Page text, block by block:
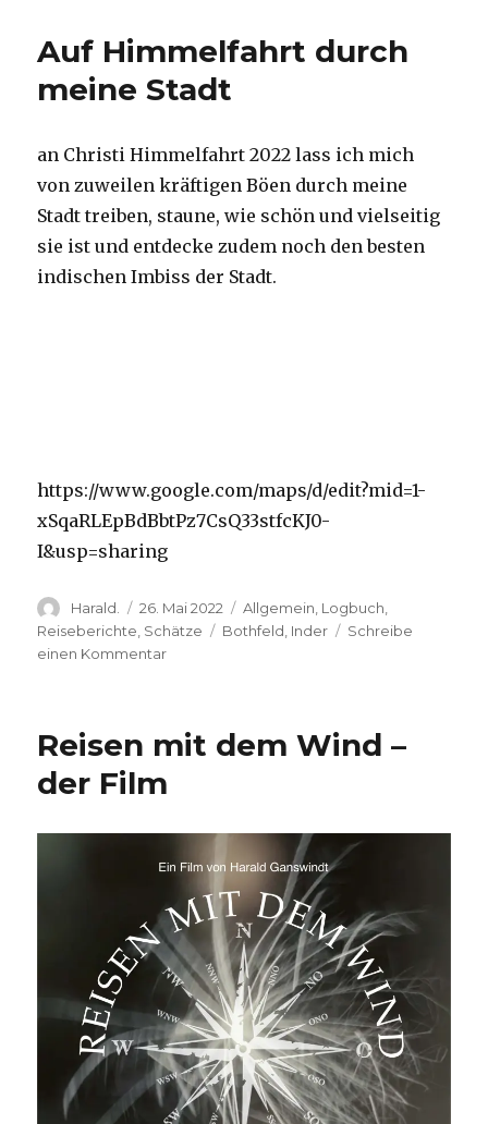
Hund
Auf Himmelfahrt durch
meine Stadt
an Christi Himmelfahrt 2022 lass ich mich
von zuweilen kräftigen Böen durch meine
Stadt treiben, staune, wie schön und vielseitig
sie ist und entdecke zudem noch den besten
indischen Imbiss der Stadt.
https://www.google.com/maps/d/edit?mid=1-
xSqaRLEpBdBbtPz7CsQ33stfcKJ0-
I&usp=sharing
Autor
Harald.
Veröffentlicht
am
26. Mai 2022 Kategorien
Allgemein Logbuch
Reiseberichte Schätze Schlagwörter
Bothfeld Inder
Schreibe
einen Kommentarzu
meine
Reisen mit dem Wind –
der Film